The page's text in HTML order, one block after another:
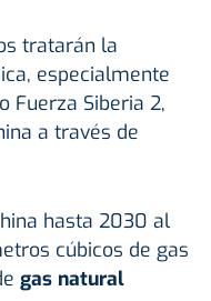
tratarán la
especialmente
Fuerza Siberia 2,
a través de
hasta 2030 al
cúbicos de gas
gas natural